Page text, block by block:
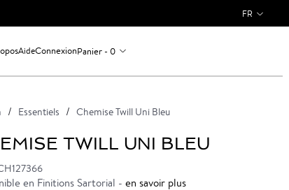
FR
AideConnexionPanier - 0
Essentiels Chemise Twill Uni Bleu
TWILL UNI BLEU
en Finitions Sartorial - en savoir plus